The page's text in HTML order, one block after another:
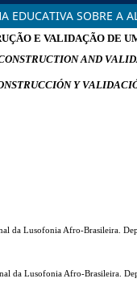
EDUCATIVA SOBRE A